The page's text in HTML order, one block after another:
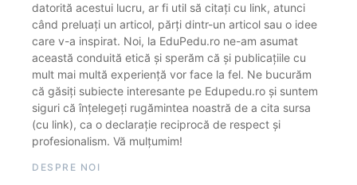
datorită acestui lucru, ar fi util să citați cu link, atunci
când preluați un articol, părți dintr-un articol sau o idee
care v-a inspirat. Noi, la EduPedu.ro ne-am asumat
această conduită etică și sperăm că și publicațiile cu
mult mai multă experiență vor face la fel. Ne bucurăm
că găsiți subiecte interesante pe Edupedu.ro și suntem
siguri că înțelegeți rugămintea noastră de a cita sursa
(cu link), ca o declarație reciprocă de respect și
profesionalism. Vă mulțumim!
DESPRE NOI